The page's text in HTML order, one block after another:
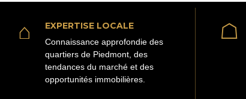
⌂ EXPERTISE LOCALE
Connaissance approfondie des
quartiers de Piedmont, des
tendances du marché et des
opportunités immobilières.
☖